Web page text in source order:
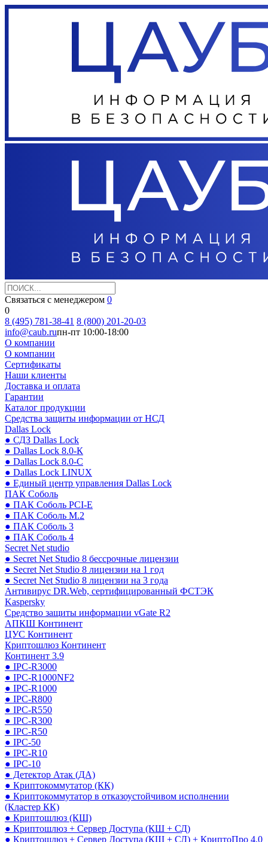
Связаться с менеджером 0
0
8 (495) 781-38-41 8 (800) 201-20-03
info@caub.ruпн-пт 10:00-18:00
О компании
О компании
Сертификаты
Наши клиенты
Доставка и оплата
Гарантии
Каталог продукции
Средства защиты информации от НСД
Dallas Lock
● СДЗ Dallas Lock
● Dallas Lock 8.0-К
● Dallas Lock 8.0-С
● Dallas Lock LINUX
● Единый центр управления Dallas Lock
ПАК Соболь
● ПАК Соболь PCI-E
● ПАК Соболь М.2
● ПАК Соболь 3
● ПАК Соболь 4
Secret Net studio
● Secret Net Studio 8 бессрочные лицензии
● Secret Net Studio 8 лицензии на 1 год
● Secret Net Studio 8 лицензии на 3 года
Антивирус DR.Web, сертифицированный ФСТЭК
Kaspersky
Средство защиты информации vGate R2
АПКШ Континент
ЦУС Континент
Криптошлюз Континент
Континент 3.9
● IPC-R3000
● IPC-R1000NF2
● IPC-R1000
● IPC-R800
● IPC-R550
● IPC-R300
● IPC-R50
● IPC-50
● IPC-R10
● IPC-10
● Детектор Атак (ДА)
● Криптокоммутатор (КК)
● Криптокоммутатор в отказоустойчивом исполнении
(Кластер КК)
● Криптошлюз (КШ)
● Криптошлюз + Сервер Доступа (КШ + СД)
● Криптошлюз + Сервер Доступа (КШ + СД) + КриптоПро 4.0